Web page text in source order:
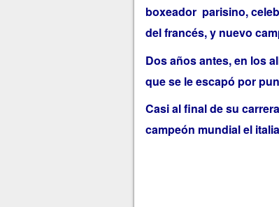
boxeador parisino,
del francés, y nuevo
Dos años antes, en los
que se le escapó por
Casi al final de su
campeón mundial el